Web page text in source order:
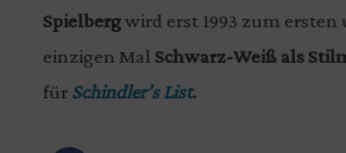
Spielbergwird erst 1993 zum ersten
einzigen Mal Schwarz-Weiß als
für Schindler’s List.